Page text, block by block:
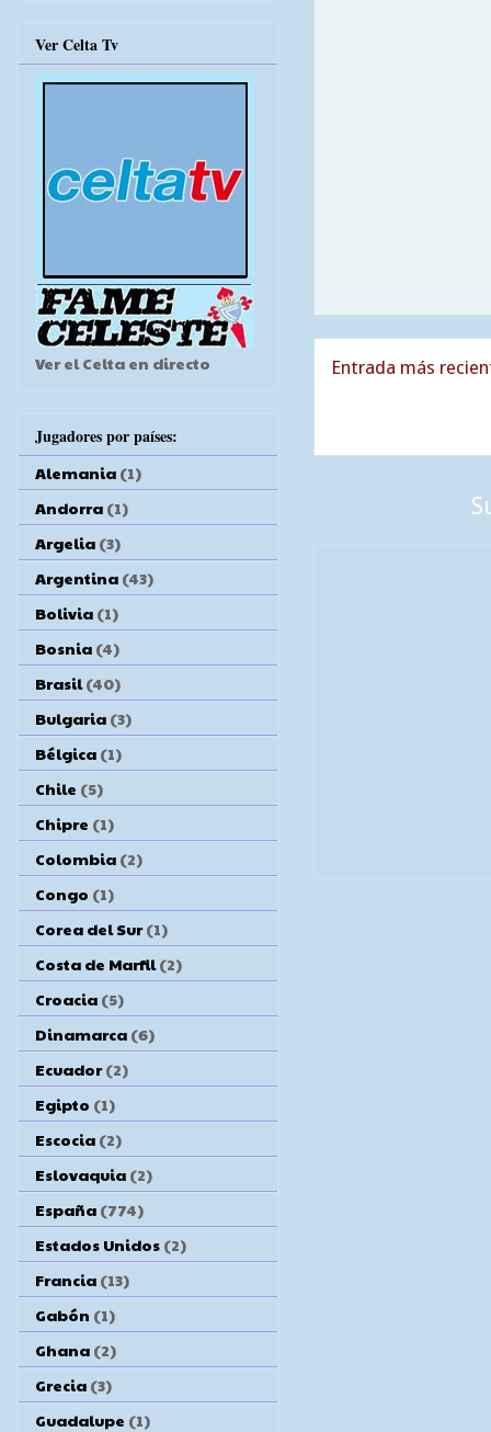
Entrada más
Ver Celta Tv
Ver el Celta en directo
Jugadores por países:
Alemania (1)
Andorra (1)
Argelia (3)
Argentina (43)
Bolivia (1)
Bosnia (4)
Brasil (40)
Bulgaria (3)
Bélgica (1)
Chile (5)
Chipre (1)
Colombia (2)
Congo (1)
Corea del Sur (1)
Costa de Marfil (2)
Croacia (5)
Dinamarca (6)
Ecuador (2)
Egipto (1)
Escocia (2)
Eslovaquia (2)
España (774)
Estados Unidos (2)
Francia (13)
Gabón (1)
Ghana (2)
Grecia (3)
Guadalupe (1)